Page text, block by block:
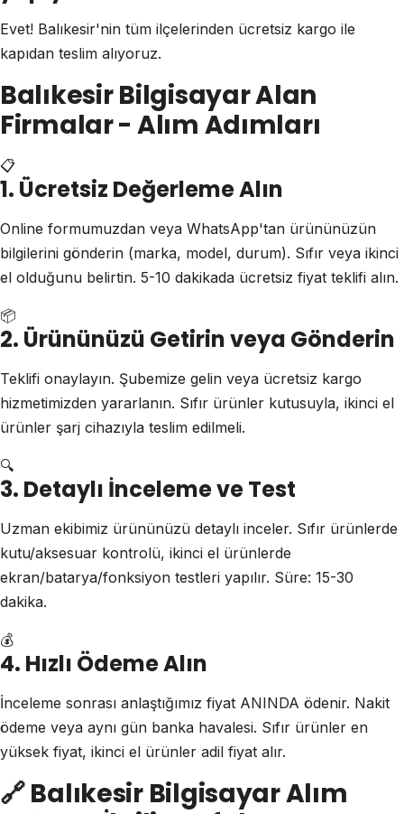
Evet! Balıkesir'nin tüm ilçelerinden ücretsiz kargo ile
kapıdan teslim alıyoruz.
Balıkesir Bilgisayar Alan
Firmalar - Alım Adımları
📋
1. Ücretsiz Değerleme Alın
Online formumuzdan veya WhatsApp'tan ürününüzün
bilgilerini gönderin (marka, model, durum). Sıfır veya ikinci
el olduğunu belirtin. 5-10 dakikada ücretsiz fiyat teklifi alın.
📦
2. Ürününüzü Getirin veya Gönderin
Teklifi onaylayın. Şubemize gelin veya ücretsiz kargo
hizmetimizden yararlanın. Sıfır ürünler kutusuyla, ikinci el
ürünler şarj cihazıyla teslim edilmeli.
🔍
3. Detaylı İnceleme ve Test
Uzman ekibimiz ürününüzü detaylı inceler. Sıfır ürünlerde
kutu/aksesuar kontrolü, ikinci el ürünlerde
ekran/batarya/fonksiyon testleri yapılır. Süre: 15-30
dakika.
💰
4. Hızlı Ödeme Alın
İnceleme sonrası anlaştığımız fiyat ANINDA ödenir. Nakit
ödeme veya aynı gün banka havalesi. Sıfır ürünler en
yüksek fiyat, ikinci el ürünler adil fiyat alır.
🔗Balıkesir Bilgisayar Alım